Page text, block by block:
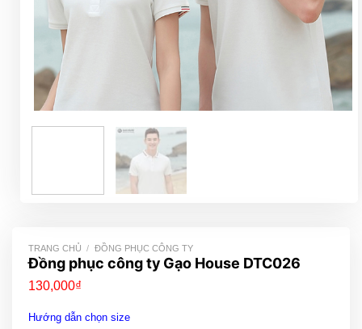
TRANG CHỦ / ĐỒNG PHỤC CÔNG TY
Đồng phục công ty Gạo House DTC026
130,000₫
Hướng dẫn chọn size